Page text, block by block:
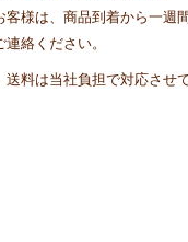
様は、商品到着から一週間
絡ください。
送料は当社負担で対応させ